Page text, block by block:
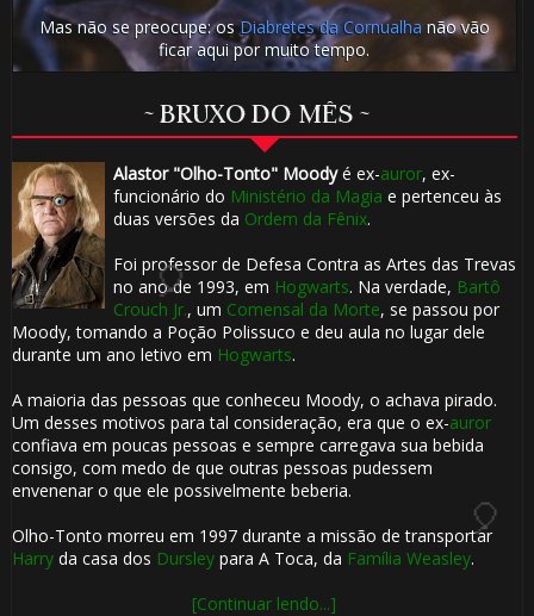
Mas não se preocupe: osDiabretes da Cornualha não vão
ficar aqui por muito tempo.
~ BRUXO DO MÊS ~
Alastor "Olho-Tonto" Moodyé ex-auror, ex-
funcionário do Ministério da Magia e pertenceu às
duas versões da Ordem da Fênix.
Foi professor de Defesa Contra as Artes das Trevas
no ano de 1993, em Hogwarts. Na verdade, Bartô
Crouch Jr., um Comensal da Morte, se passou por
Moody, tomando a Poção Polissuco e deu aula no lugar dele
durante um ano letivo em Hogwarts.
A maioria das pessoas que conheceu Moody, o achava pirado.
Um desses motivos para tal consideração, era que o ex-auror
confiava em poucas pessoas e sempre carregava sua bebida
consigo, com medo de que outras pessoas pudessem
envenenar o que ele possivelmente beberia.
Olho-Tonto morreu em 1997 durante a missão de transportar
Harryda casa dos Dursleypara A Toca, da Família Weasley.
[Continuar lendo...]
🎈
🎈
🎂